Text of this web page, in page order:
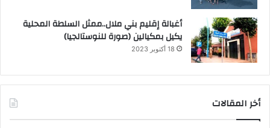
أغبالة إقليم بني ملال..ممثل السلطة المحلية
يكيل بمكيالين (صورة للنوستالجيا)
18 أكتوبر 2023
أخر المقالات